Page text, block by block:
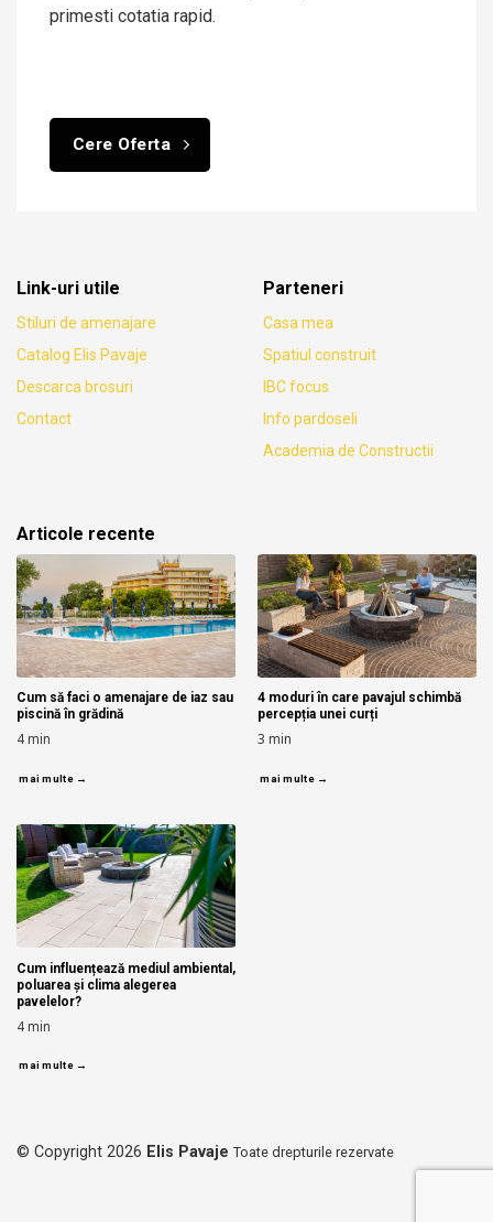
primesti cotatia rapid.
Cere Oferta
Link-uri utile
Stiluri de amenajare
Catalog Elis Pavaje
Descarca brosuri
Contact
Parteneri
Casa mea
Spatiul construit
IBC focus
Info pardoseli
Academia de Constructii
Articole recente
Cum să faci o amenajare de iaz sau
piscină în grădină
4min
mai multe →
4 moduri în care pavajul schimbă
percepția unei curți
3 min
mai multe →
Cum influențează mediul ambiental,
poluarea și clima alegerea
pavelelor?
4min
mai multe →
© Copyright 2026 Elis Pavaje Toate drepturile rezervate